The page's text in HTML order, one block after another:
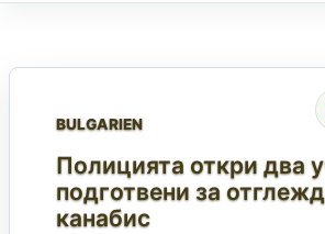
BULGARIEN
Полицията откри два
подготвени за
канабис